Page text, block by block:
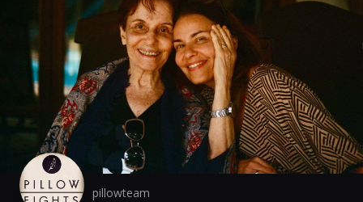
pillowteam